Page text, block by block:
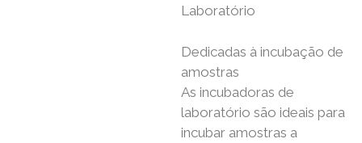
Laboratório
Dedicadas à incubação de
amostras
As incubadoras de
laboratório são ideais para
incubar amostras a